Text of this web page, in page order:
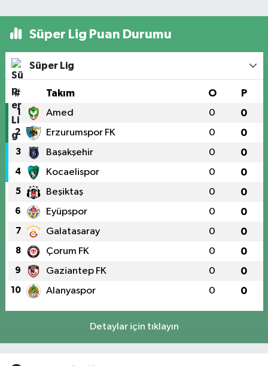
Süper Lig Puan Durumu
Süper Lig
# Takım O P
1 Amed 0 0
2 Erzurumspor FK 0 0
3 Başakşehir 0 0
4 Kocaelispor 0 0
5 Beşiktaş 0 0
6 Eyüpspor 0 0
7 Galatasaray 0 0
8 Çorum FK 0 0
9 Gaziantep FK 0 0
10 Alanyaspor 0 0
Detaylar için tıklayın